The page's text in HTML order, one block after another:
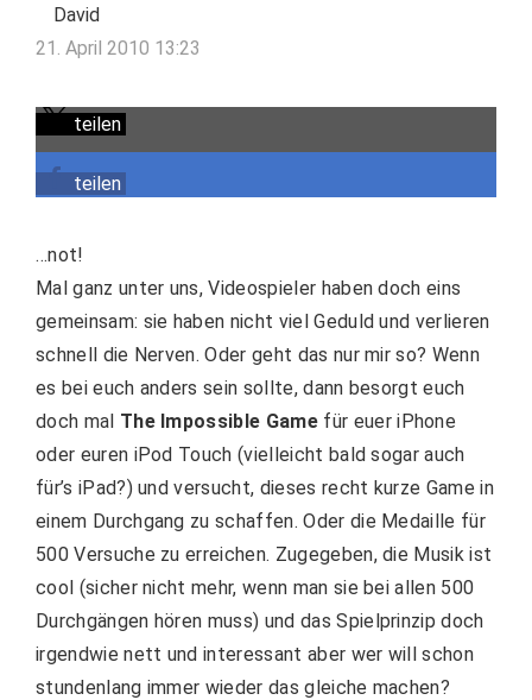
David
21. April 2010 13:23
teilen
teilen
…not!
Mal ganz unter uns, Videospieler haben doch eins
gemeinsam: sie haben nicht viel Geduld und verlieren
schnell die Nerven. Oder geht das nur mir so? Wenn
es bei euch anders sein sollte, dann besorgt euch
doch mal The Impossible Gamefür euer iPhone
oder euren iPod Touch (vielleicht bald sogar auch
für’s iPad?) und versucht, dieses recht kurze Game in
einem Durchgang zu schaffen. Oder die Medaille für
500 Versuche zu erreichen. Zugegeben, die Musik ist
cool (sicher nicht mehr, wenn man sie bei allen 500
Durchgängen hören muss) und das Spielprinzip doch
irgendwie nett und interessant aber wer will schon
stundenlang immer wieder das gleiche machen?